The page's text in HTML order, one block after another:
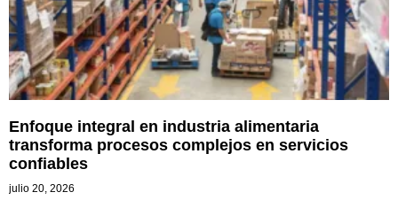
Enfoque integral en industria alimentaria
transforma procesos complejos en servicios
confiables
julio 20, 2026